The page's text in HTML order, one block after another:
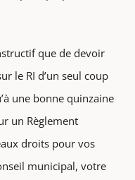
que de devoir
le RI d’un seul coup
une bonne quinzaine
un Règlement
droits pour vos
municipal, votre